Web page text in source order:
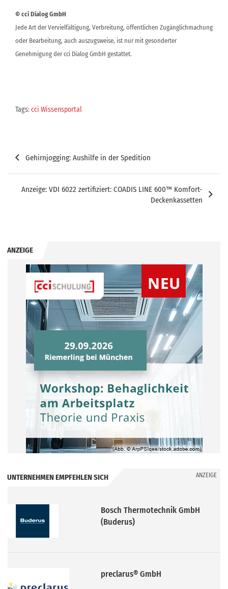
© cci Dialog GmbH
Jede Art der Vervielfältigung, Verbreitung, öffentlichen Zugänglichmachung
oder Bearbeitung, auch auszugsweise, ist nur mit gesonderter
Genehmigung der cci Dialog GmbH gestattet.
Tags:cci Wissensportal
Beitragsnavigation
Gehirnjogging: Aushilfe in der Spedition
Anzeige: VDI 6022 zertifiziert: COADIS LINE 600™ Komfort-
Deckenkassetten
ANZEIGE
UNTERNEHMEN EMPFEHLEN SICH ANZEIGE
preclarus® GmbH
TEKO Gesellschaft für